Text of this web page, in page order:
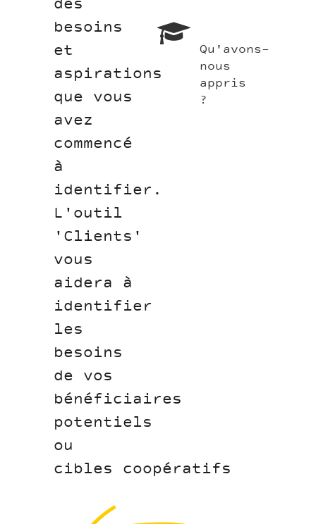
des
besoins
et
aspirations
que vous
avez
commencé
à
identifier.
L'outil
'Clients'
vous
aidera à
identifier
les
besoins
de vos
bénéficiaires
potentiels
ou
cibles coopératifs
Qu'avons-
nous
appris
?